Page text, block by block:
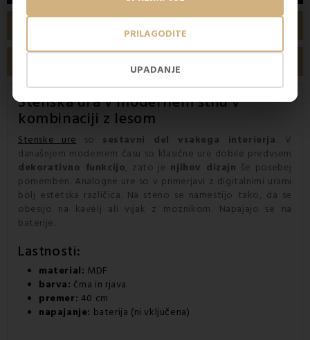
UPADANJE
PRILAGODITE
Stenska urav modernem stilu v
kombinaciji z lesom
Stenske ure so sestavni del vsakega interierja. V
današnjem modernem času so klasične ure dobile predvsem
dekorativno funkcijo, zato je njihov dizajn še posebej
pomemben. Analogne ure so v primerjavi z digitalnimi urami
bolj estetska različica. Na steno se namestijo tako, da se
obesijo na kavelj ali vijak z moznikom. Napajajo se na
baterije.
Lastnosti:
material: MDF
barva: črna in rjava
premer: 40 cm
napajanje: baterija (ni vključena)